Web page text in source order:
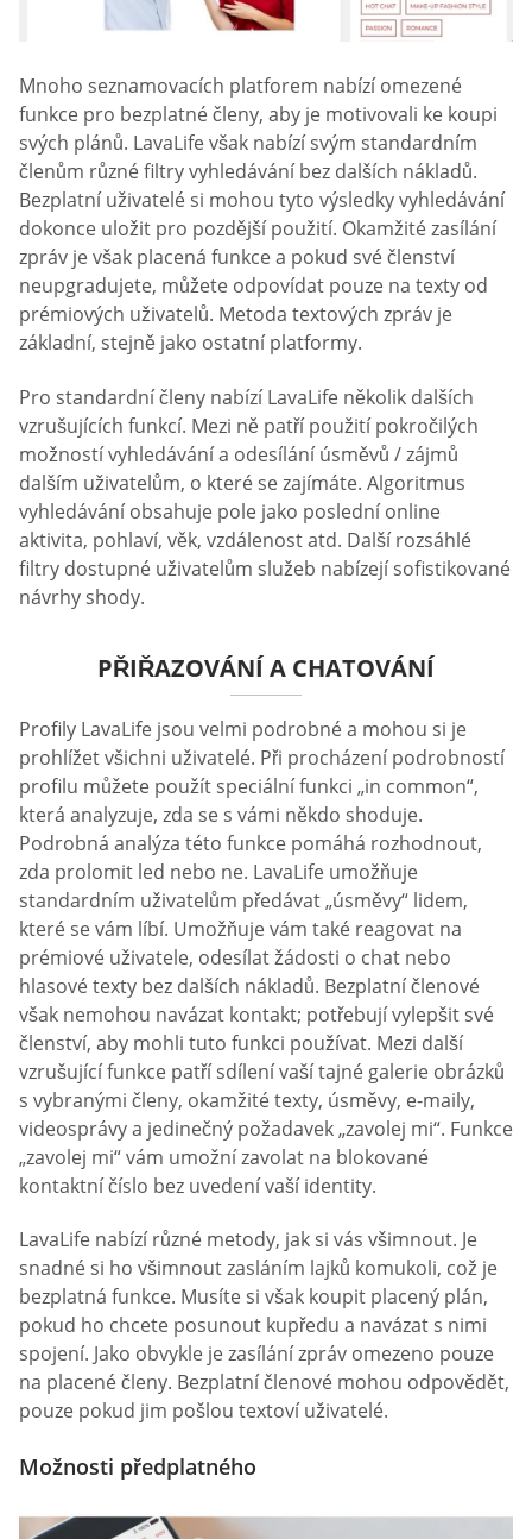
Mnoho seznamovacích platforem nabízí omezené
funkce pro bezplatné členy, aby je motivovali ke koupi
svých plánů. LavaLife však nabízí svým standardním
členům různé filtry vyhledávání bez dalších nákladů.
Bezplatní uživatelé si mohou tyto výsledky vyhledávání
dokonce uložit pro pozdější použití. Okamžité zasílání
zpráv je však placená funkce a pokud své členství
neupgradujete, můžete odpovídat pouze na texty od
prémiových uživatelů. Metoda textových zpráv je
základní, stejně jako ostatní platformy.
Pro standardní členy nabízí LavaLife několik dalších
vzrušujících funkcí. Mezi ně patří použití pokročilých
možností vyhledávání a odesílání úsměvů / zájmů
dalším uživatelům, o které se zajímáte. Algoritmus
vyhledávání obsahuje pole jako poslední online
aktivita, pohlaví, věk, vzdálenost atd. Další rozsáhlé
filtry dostupné uživatelům služeb nabízejí sofistikované
návrhy shody.
PŘIŘAZOVÁNÍ A CHATOVÁNÍ
Profily LavaLife jsou velmi podrobné a mohou si je
prohlížet všichni uživatelé. Při procházení podrobností
profilu můžete použít speciální funkci „in common“,
která analyzuje, zda se s vámi někdo shoduje.
Podrobná analýza této funkce pomáhá rozhodnout,
zda prolomit led nebo ne. LavaLife umožňuje
standardním uživatelům předávat „úsměvy“ lidem,
které se vám líbí. Umožňuje vám také reagovat na
prémiové uživatele, odesílat žádosti o chat nebo
hlasové texty bez dalších nákladů. Bezplatní členové
však nemohou navázat kontakt; potřebují vylepšit své
členství, aby mohli tuto funkci používat. Mezi další
vzrušující funkce patří sdílení vaší tajné galerie obrázků
s vybranými členy, okamžité texty, úsměvy, e-maily,
videosprávy a jedinečný požadavek „zavolej mi“. Funkce
„zavolej mi“ vám umožní zavolat na blokované
kontaktní číslo bez uvedení vaší identity.
LavaLife nabízí různé metody, jak si vás všimnout. Je
snadné si ho všimnout zasláním lajků komukoli, což je
bezplatná funkce. Musíte si však koupit placený plán,
pokud ho chcete posunout kupředu a navázat s nimi
spojení. Jako obvykle je zasílání zpráv omezeno pouze
na placené členy. Bezplatní členové mohou odpovědět,
pouze pokud jim pošlou textoví uživatelé.
Možnosti předplatného